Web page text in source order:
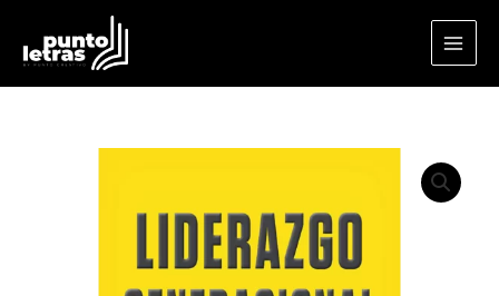
contenido